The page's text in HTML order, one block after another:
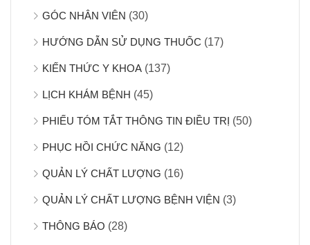
GÓC NHÂN VIÊN (30)
HƯỚNG DẪN SỬ DỤNG THUỐC (17)
KIẾN THỨC Y KHOA (137)
LỊCH KHÁM BỆNH (45)
PHIẾU TÓM TẮT THÔNG TIN ĐIỀU TRỊ (50)
PHỤC HỒI CHỨC NĂNG (12)
QUẢN LÝ CHẤT LƯỢNG (16)
QUẢN LÝ CHẤT LƯỢNG BỆNH VIỆN (3)
THÔNG BÁO (28)